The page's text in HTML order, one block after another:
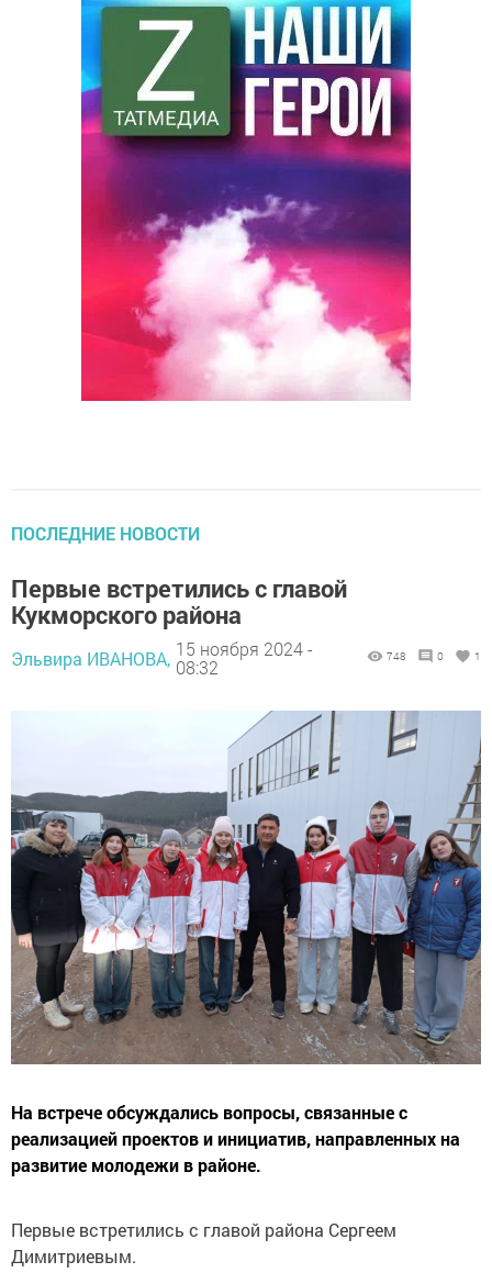
ПОСЛЕДНИЕ НОВОСТИ
Первые встретились с главой
Кукморского района
Эльвира ИВАНОВА, 15 ноября 2024 -
08:32
748 0 1
На встрече обсуждались вопросы, связанные с
реализацией проектов и инициатив, направленных на
развитие молодежи в районе.
Первые встретились с главой района Сергеем
Димитриевым.